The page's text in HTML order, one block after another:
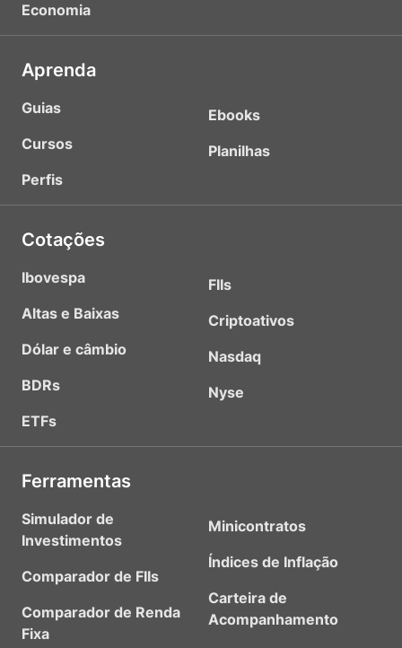
Economia
Aprenda
Guias
Cursos
Perfis
Ebooks
Planilhas
Cotações
Ibovespa
Altas e Baixas
Dólar e câmbio
BDRs
ETFs
FIIs
Criptoativos
Nasdaq
Nyse
Ferramentas
Simulador de
Investimentos
Comparador de FIIs
Comparador de Renda
Fixa
Minicontratos
Índices de Inflação
Carteira de
Acompanhamento